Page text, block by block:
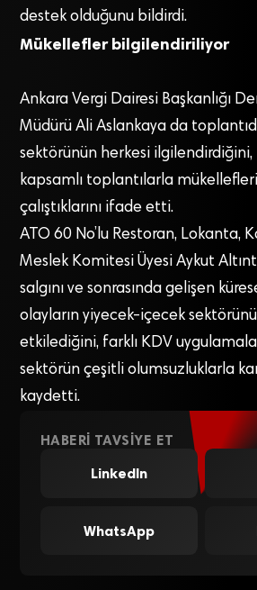
destek olduğunu bildirdi.
Mükellefler bilgilendiriliyor
Ankara Vergi Dairesi Başkanlığı
Müdürü Ali Aslankaya da
sektörünün herkesi
kapsamlı toplantılarla
çalıştıklarını ifade etti.
ATO 60 No’lu Restoran, Lokanta,
Meslek Komitesi Üyesi Aykut
salgını ve sonrasında gelişen
olayların yiyecek-içecek
etkilediğini, farklı KDV
sektörün çeşitli olumsuzluklarla
kaydetti.
HABERI TAVSIYE ET
LinkedIn
WhatsApp